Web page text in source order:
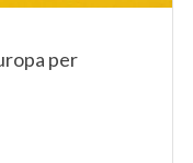
per